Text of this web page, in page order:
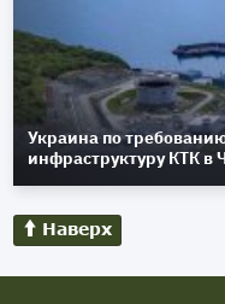
Украина по
инфраструктуру КТК в
Наверх